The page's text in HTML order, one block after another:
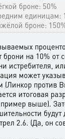
броне: 50%
единицам:
броне:
брони на 10% от
истребителя,
может
(Линкор против
итоговая
пример выше).
2.6. (Да, он